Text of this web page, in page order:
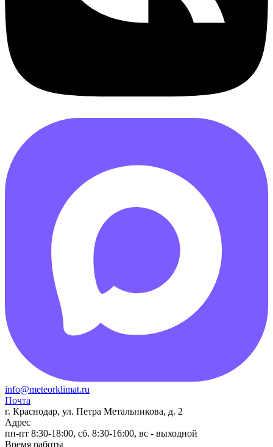
info@meteorklimat.ru
Почта
г. Краснодар, ул. Петра Метальникова, д. 2
Адрес
пн-пт 8:30-18:00, сб. 8:30-16:00, вс - выходной
Время работы